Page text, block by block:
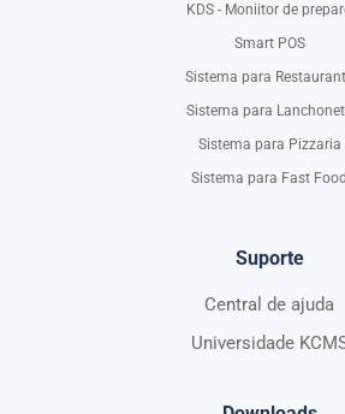
KDS - Moniitor de
Smart POS
Sistema para
Sistema para
Sistema para Pizzaria
Sistema para Fast Food
Suporte
Central de ajuda
Universidade